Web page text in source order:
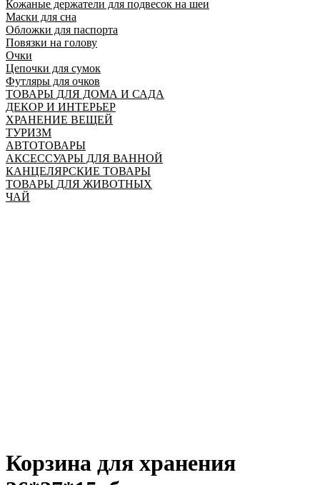
Кожаные держатели для подвесок на шеи
Маски для сна
Обложки для паспорта
Повязки на голову
Очки
Цепочки для сумок
Футляры для очков
ТОВАРЫ ДЛЯ ДОМА И САДА
ДЕКОР И ИНТЕРЬЕР
ХРАНЕНИЕ ВЕЩЕЙ
ТУРИЗМ
АВТОТОВАРЫ
АКСЕССУАРЫ ДЛЯ ВАННОЙ
КАНЦЕЛЯРСКИЕ ТОВАРЫ
ТОВАРЫ ДЛЯ ЖИВОТНЫХ
ЧАЙ
Корзина для хранения